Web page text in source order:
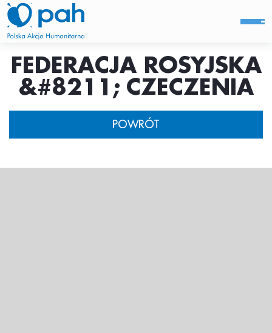
FEDERACJA ROSYJSKA
&#8211; CZECZENIA
POWRÓT